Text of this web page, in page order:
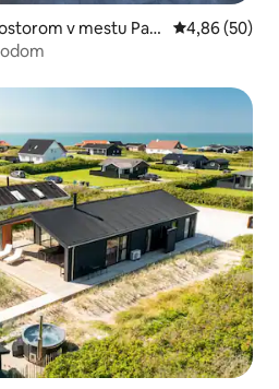
v mestu Pan
Povprečna
4,86 (50)
z značko »Izbira gostov«